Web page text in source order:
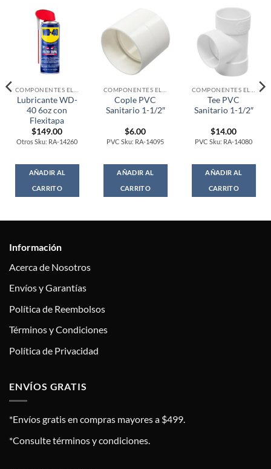
Lubricante WD-
40 6oz con
Flexitapa
$149.00
Otros Sku: RA-14260
AÑADIR AL
CARRITO
Cople PVC
Sanitario 1-1/2″
$6.00
PVC Sku: RA-14095
AÑADIR AL
CARRITO
Tee PVC
Sanitario 1-1/2″
$14.00
PVC Sku: RA-14080
AÑADIR AL
CARRITO
Información
Acerca de Nosotros
Envíos y Garantías
Política de Reembolsos
Términos y Condiciones
Política de Privacidad
ENVÍOS GRATIS
*Envíos gratis en compras mayores a $499.
*Consulte términos y condiciones.